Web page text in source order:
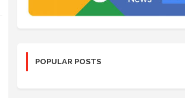
POPULAR POSTS